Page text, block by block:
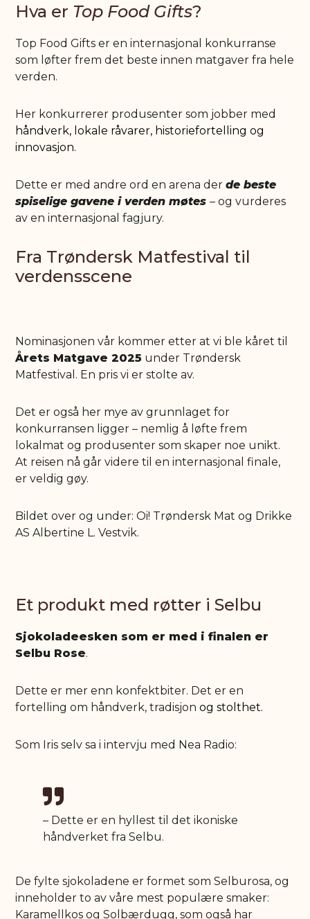
Hva er Top Food Gifts?
Top Food Gifts er en internasjonal konkurranse
som løfter frem det beste innen matgaver fra hele
verden.
Her konkurrerer produsenter som jobber med
håndverk, lokale råvarer, historiefortelling og
innovasjon.
Dette er med andre ord en arena derde beste
spiselige gavene i verden møtes – og vurderes
av en internasjonal fagjury.
Fra Trøndersk Matfestival til
verdensscene
Nominasjonen vår kommer etter at vi ble kåret til
Årets Matgave 2025 under Trøndersk
Matfestival. En pris vi er stolte av.
Det er også her mye av grunnlaget for
konkurransen ligger – nemlig å løfte frem
lokalmat og produsenter som skaper noe unikt.
At reisen nå går videre til en internasjonal finale,
er veldig gøy.
Bildet over og under: Oi! Trøndersk Mat og Drikke
AS Albertine L. Vestvik.
Et produkt med røtter i Selbu
Sjokoladeesken som er med i finalen er
Selbu Rose.
Dette er mer enn konfektbiter. Det er en
fortelling om håndverk, tradisjonog stolthet.
Som Iris selv sa i intervju med Nea Radio:
– Dette er en hyllest til det ikoniske
håndverket fra Selbu.
De fylte sjokoladene er formet som Selburosa, og
inneholder to av våre mest populære smaker:
Karamellkos og Solbærdugg, som også har